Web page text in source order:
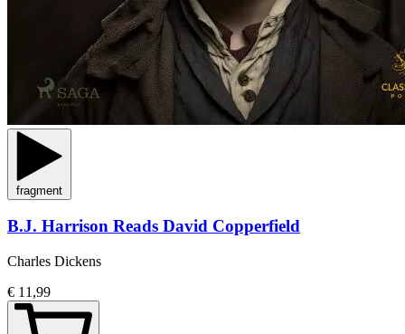
fragment
B.J. Harrison Reads David Copperfield
Charles Dickens
€ 11,99